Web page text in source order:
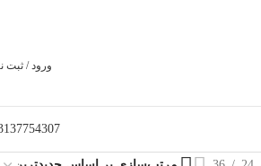
ورود / ثبت